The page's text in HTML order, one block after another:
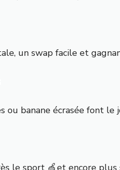
un swap facile et
ou banane écrasée font le
le sport 🍏 et encore plus